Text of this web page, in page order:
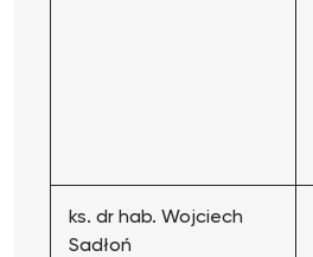
ks. dr hab. Wojciech
Sadłoń